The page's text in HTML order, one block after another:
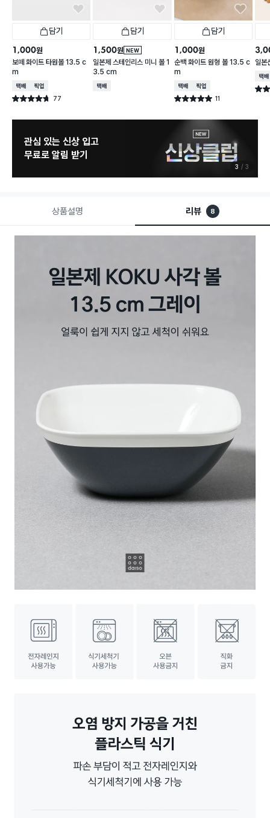
담기
1,000원
보떼 화이트 타원볼 13.5 c
m
택배배송매장픽업
별점 4.7점 77
건 작성
담기
NEW
1,500원
일본제 스테인리스 미니 볼 1
3.5 cm
택배배송
담기
1,000원
순백 화이트 원형 볼 13.5 c
m
택배배송매장픽업
별점 5.0점 11
건 작성
일본
택배
별점
관심 있는 신상 입고
무료로 알림 받기
3 3
상품설명 리뷰 8